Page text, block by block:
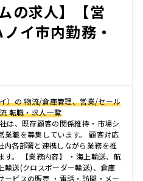
の求人】【営
イ市内勤務・
）の 物流/倉庫管理、営業/セール
転職・求人一覧
は、既存顧客の関係維持・市場シ
業職を募集しています。 顧客対応
内各部署と連携しながら業務を推
す。 【業務内容】 ・海上輸送、航
輸送(クロスボーダー輸送)、倉庫
ービスの販売 ・電話・訪問・メー